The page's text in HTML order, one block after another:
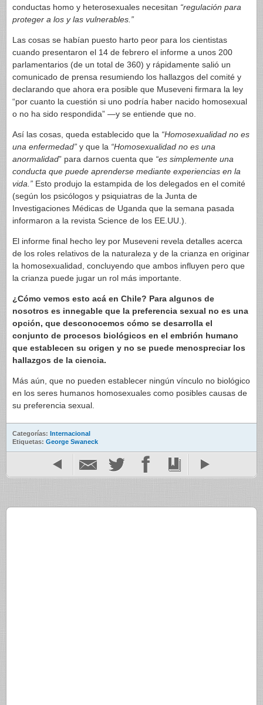
conductas homo y heterosexuales necesitan “regulación para
proteger a los y las vulnerables.”
Las cosas se habían puesto harto peor para los cientistas
cuando presentaron el 14 de febrero el informe a unos 200
parlamentarios (de un total de 360) y rápidamente salió un
comunicado de prensa resumiendo los hallazgos del comité y
declarando que ahora era posible que Museveni firmara la ley
“por cuanto la cuestión si uno podría haber nacido homosexual
o no ha sido respondida” —y se entiende que no.
Así las cosas, queda establecido que la “Homosexualidad no es
una enfermedad” y que la “Homosexualidad no es una
anormalidad” para darnos cuenta que “es simplemente una
conducta que puede aprenderse mediante experiencias en la
vida.” Esto produjo la estampida de los delegados en el comité
(según los psicólogos y psiquiatras de la Junta de
Investigaciones Médicas de Uganda que la semana pasada
informaron a la revista Science de los EE.UU.).
El informe final hecho ley por Museveni revela detalles acerca
de los roles relativos de la naturaleza y de la crianza en originar
la homosexualidad, concluyendo que ambos influyen pero que
la crianza puede jugar un rol más importante.
¿Cómo vemos esto acá en Chile? Para algunos de
nosotros es innegable que la preferencia sexual no es una
opción, que desconocemos cómo se desarrolla el
conjunto de procesos biológicos en el embrión humano
que establecen su origen y no se puede menospreciar los
hallazgos de la ciencia.
Más aún, que no pueden establecer ningún vínculo no biológico
en los seres humanos homosexuales como posibles causas de
su preferencia sexual.
Categorías: Internacional
Etiquetas: George Swaneck